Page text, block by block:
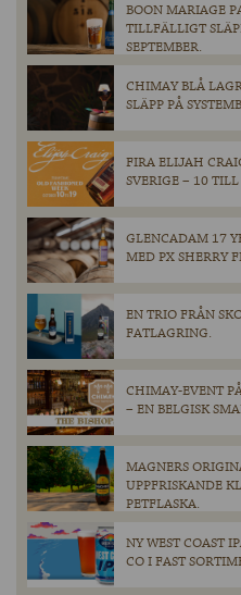
BOON MARIAGE
TILLFÄLLIGT
SEPTEMBER.
CHIMAY BLÅ
SLÄPP PÅ
FIRA ELIJAH
SVERIGE – 10
GLENCADAM 17
MED PX SHERRY
EN TRIO FRÅN
FATLAGRING.
CHIMAY-EVENT
– EN BELGISK
MAGNERS
UPPFRISKANDE
PETFLASKA.
NY WEST COAST
CO I FAST